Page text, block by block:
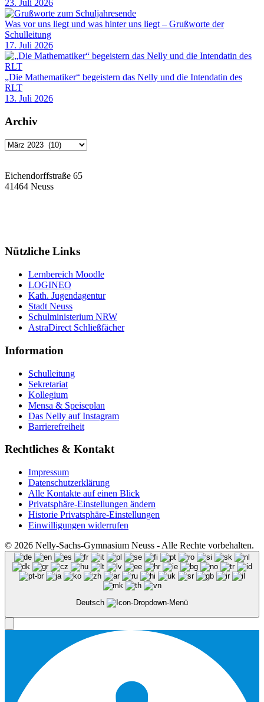
23. Juli 2026
Was vor uns liegt und was hinter uns liegt – Grußworte der
Schulleitung
17. Juli 2026
„Die Mathematiker“ begeistern das Nelly und die Intendatin des
RLT
13. Juli 2026
Archiv
Archiv
Eichendorffstraße 65
41464 Neuss
Nützliche Links
Lernbereich Moodle
LOGINEO
Kath. Jugendagentur
Stadt Neuss
Schulministerium NRW
AstraDirect Schließfächer
Information
Schulleitung
Sekretariat
Kollegium
Mensa & Speiseplan
Das Nelly auf Instagram
Barrierefreiheit
Rechtliches & Kontakt
Impressum
Datenschutzerklärung
Alle Kontakte auf einen Blick
Privatsphäre-Einstellungen ändern
Historie Privatsphäre-Einstellungen
Einwilligungen widerrufen
© 2026 Nelly-Sachs-Gymnasium Neuss - Alle Rechte vorbehalten.
Deutsch